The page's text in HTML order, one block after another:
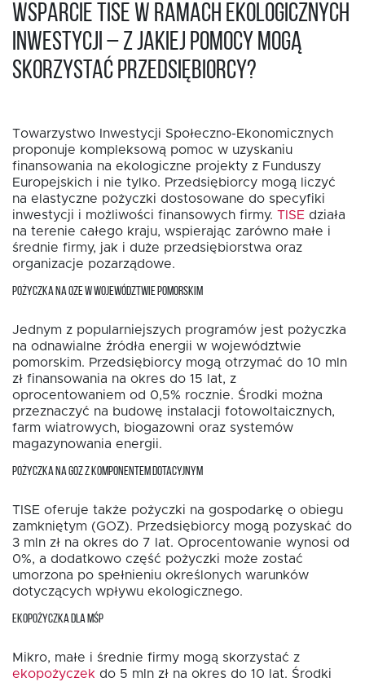
Wsparcie TISE w ramach ekologicznych
inwestycji – z jakiej pomocy mogą
skorzystać przedsiębiorcy?
Towarzystwo Inwestycji Społeczno-Ekonomicznych
proponuje kompleksową pomoc w uzyskaniu
finansowania na ekologiczne projekty z Funduszy
Europejskich i nie tylko. Przedsiębiorcy mogą liczyć
na elastyczne pożyczki dostosowane do specyfiki
inwestycji i możliwości finansowych firmy. TISE działa
na terenie całego kraju, wspierając zarówno małe i
średnie firmy, jak i duże przedsiębiorstwa oraz
organizacje pozarządowe.
POŻYCZKA NA OZE W WOJEWÓDZTWIE POMORSKIM
Jednym z popularniejszych programów jest pożyczka
na odnawialne źródła energii w województwie
pomorskim. Przedsiębiorcy mogą otrzymać do 10 mln
zł finansowania na okres do 15 lat, z
oprocentowaniem od 0,5% rocznie. Środki można
przeznaczyć na budowę instalacji fotowoltaicznych,
farm wiatrowych, biogazowni oraz systemów
magazynowania energii.
POŻYCZKA NA GOZ Z KOMPONENTEM DOTACYJNYM
TISE oferuje także pożyczki na gospodarkę o obiegu
zamkniętym (GOZ). Przedsiębiorcy mogą pozyskać do
3 mln zł na okres do 7 lat. Oprocentowanie wynosi od
0%, a dodatkowo część pożyczki może zostać
umorzona po spełnieniu określonych warunków
dotyczących wpływu ekologicznego.
EKOPOŻYCZKA DLA MŚP
Mikro, małe i średnie firmy mogą skorzystać z
ekopożyczek do 5 mln zł na okres do 10 lat. Środki